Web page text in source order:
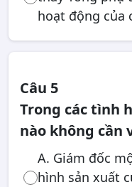
hoạt động của
Câu 5
Trong các tình
nào không cần
A. Giám đốc
hình sản xuất